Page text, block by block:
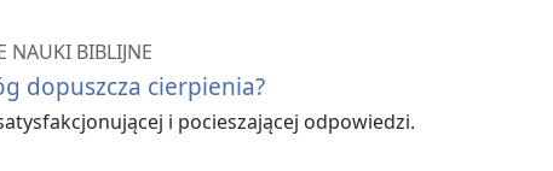
NAUKI BIBLIJNE
dopuszcza cierpienia?
i pocieszającej odpowiedzi.